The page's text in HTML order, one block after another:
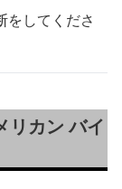
してくださ
リカン バイ